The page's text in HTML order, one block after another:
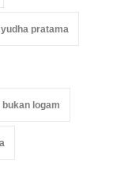
pratama
logam